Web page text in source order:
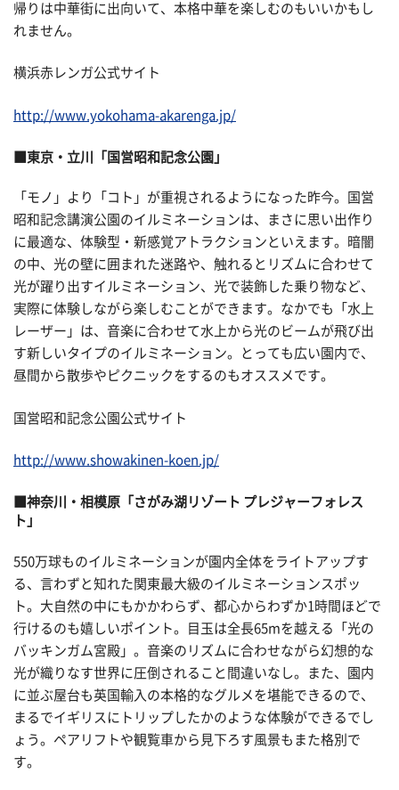
帰りは中華街に出向いて、本格中華を楽しむのもいいかもし
れません。
横浜赤レンガ公式サイト
http://www.yokohama-akarenga.jp/
■東京・立川「国営昭和記念公園」
「モノ」より「コト」が重視されるようになった昨今。国営
昭和記念講演公園のイルミネーションは、まさに思い出作り
に最適な、体験型・新感覚アトラクションといえます。暗闇
の中、光の壁に囲まれた迷路や、触れるとリズムに合わせて
光が躍り出すイルミネーション、光で装飾した乗り物など、
実際に体験しながら楽しむことができます。なかでも「水上
レーザー」は、音楽に合わせて水上から光のビームが飛び出
す新しいタイプのイルミネーション。とっても広い園内で、
昼間から散歩やピクニックをするのもオススメです。
国営昭和記念公園公式サイト
http://www.showakinen-koen.jp/
■神奈川・相模原「さがみ湖リゾート プレジャーフォレス
ト」
550万球ものイルミネーションが園内全体をライトアップす
る、言わずと知れた関東最大級のイルミネーションスポッ
ト。大自然の中にもかかわらず、都心からわずか1時間ほどで
行けるのも嬉しいポイント。目玉は全長65mを越える「光の
バッキンガム宮殿」。音楽のリズムに合わせながら幻想的な
光が織りなす世界に圧倒されること間違いなし。また、園内
に並ぶ屋台も英国輸入の本格的なグルメを堪能できるので、
まるでイギリスにトリップしたかのような体験ができるでし
ょう。ペアリフトや観覧車から見下ろす風景もまた格別で
す。